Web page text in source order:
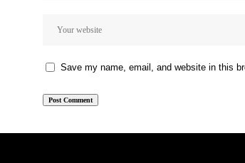
Save my name, email, and website in this